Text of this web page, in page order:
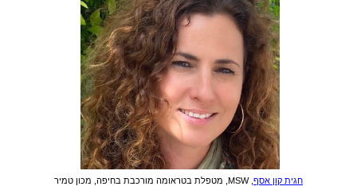
חגית קון אסף, MSW, מטפלת בטראומה מורכבת בחיפה, מכון טמיר